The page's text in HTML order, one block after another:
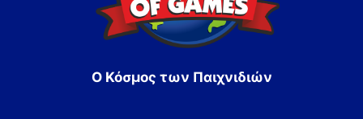
Ο Κόσμος των Παιχνιδιών